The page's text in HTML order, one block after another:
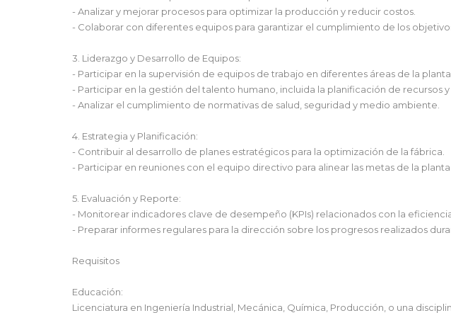
- Analizar y mejorar procesos para optimizar la producción y reducir costos.
- Colaborar con diferentes equipos para garantizar el cumplimiento de los
3. Liderazgo y Desarrollo de Equipos:
- Participar en la supervisión de equipos de trabajo en diferentes áreas de la planta.
- Participar en la gestión del talento humano, incluida la planificación de recursos
- Analizar el cumplimiento de normativas de salud, seguridad y medio ambiente.
4. Estrategia y Planificación:
- Contribuir al desarrollo de planes estratégicos para la optimización de la fábrica.
- Participar en reuniones con el equipo directivo para alinear las metas de la
5. Evaluación y Reporte:
- Monitorear indicadores clave de desempeño (KPIs) relacionados con la
- Preparar informes regulares para la dirección sobre los progresos realizados
Requisitos
Educación:
Licenciatura en Ingeniería Industrial, Mecánica, Química, Producción, o una